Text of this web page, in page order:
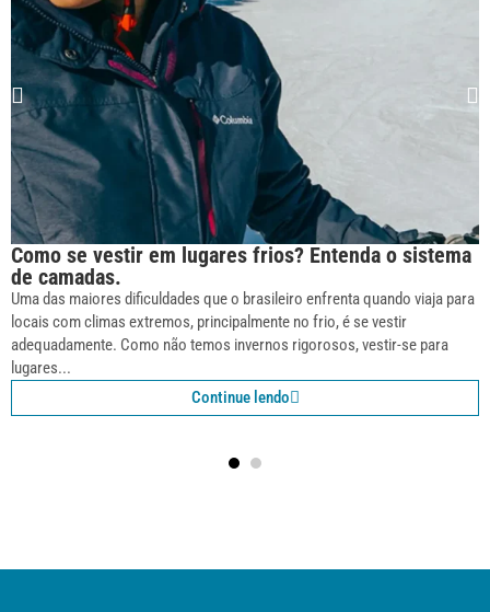
Como se vestir em lugares frios? Entenda o sistema
de camadas.
Uma das maiores dificuldades que o brasileiro enfrenta quando viaja para
locais com climas extremos, principalmente no frio, é se vestir
adequadamente. Como não temos invernos rigorosos, vestir-se para
lugares...
Continue lendo